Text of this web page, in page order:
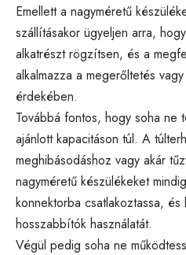
Emellett a nagyméretű
szállításakor ügyeljen arra,
alkatrészt rögzítsen, és a
alkalmazza a megerőltetés
érdekében.
Továbbá fontos, hogy soha ne
ajánlott kapacitáson túl. A
meghibásodáshoz vagy akár
nagyméretű készülékeket
konnektorba csatlakoztassa,
hosszabbítók használatát.
Végül pedig soha ne